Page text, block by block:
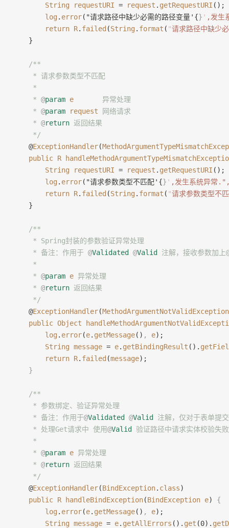
        String
requestURI = request . getRequestURI ();
        log
. error("请求路径中缺少必需的路径变量'{} ' ,发
        return
R. failed (String . format ( "请求路径中缺少
    }
    /**
     * 请求参数类型不匹配
     *
     *
@param e
       异常处理
     *
@param request 网络请求
     *
@return 返回结果
     */
    @
ExceptionHandler(
    public
R
        String
requestURI = request . getRequestURI ();
        log
. error("请求参数类型不匹配'{} ' ,发生系统异常
        return
R. failed (String . format ( "请求参数类型不
    }
    /**
     * Spring封装的参数验证异常处理
     * 备注：作用于
@Validated @Valid
注解，接收参数加
     *
     *
@param e 异常处理
     *
@return 返回结果
     */
    @
ExceptionHandler(MethodArgumentNotValidException
    public
Object
        log
. error(e. getMessage() , e);
        String
message = e. getBindingResult ().
        return
R. failed (message);
    }
    /**
     * 参数绑定、验证异常处理
     * 备注：作用于
@Validated @Valid
注解，仅对于表单提
     * 处理Get请求中 使用
@Valid
验证路径中请求实体校验失
     *
     *
@param e 异常处理
     *
@return 返回结果
     */
    @
ExceptionHandler(BindException. class)
    public
R handleBindException(BindException e) {
        log
. error(e. getMessage() , e);
        String
message = e. getAllErrors (). get (0).